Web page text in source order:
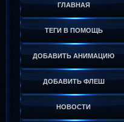
ГЛАВНАЯ
ТЕГИ В ПОМОЩЬ
ДОБАВИТЬ АНИМАЦИЮ
ДОБАВИТЬ ФЛЕШ
НОВОСТИ